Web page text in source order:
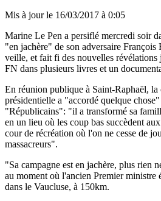
Mis à jour le 16/03/2017 à 0:05
Marine Le Pen a persiflé mercredi soir
"en jachère" de son adversaire François
veille, et fait fi des nouvelles
FN dans plusieurs livres et un
En réunion publique à Saint-Raphaël, la
présidentielle a "accordé quelque
"Républicains": "il a transformé sa
en un lieu où les coup bas succèdent
cour de récréation où l'on ne cesse de
massacreurs".
"Sa campagne est en jachère, plus rien
au moment où l'ancien Premier ministre
dans le Vaucluse, à 150km.